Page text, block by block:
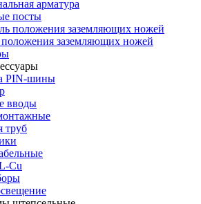
арматура
посты
положения заземляющих ножей
PIN-шины
вводы
труб
Сu